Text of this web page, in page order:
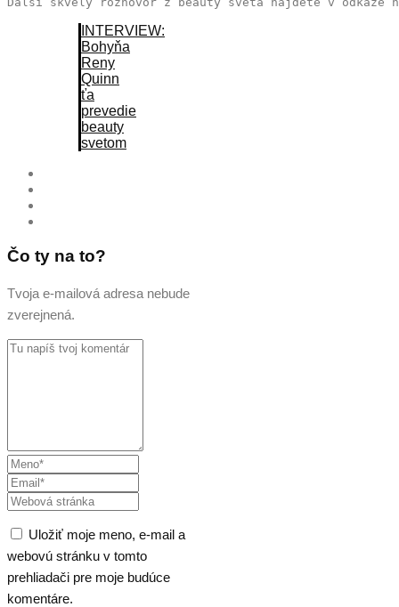
INTERVIEW:
Bohyňa
Reny
Quinn
ťa
prevedie
beauty
svetom
Čo ty na to?
Tvoja e-mailová adresa nebude
zverejnená.
Uložiť moje meno, e-mail a
webovú stránku v tomto
prehliadači pre moje budúce
komentáre.